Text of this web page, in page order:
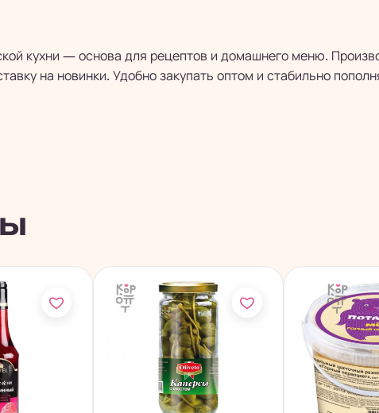
кухни — основа для рецептов и домашнего меню.
на новинки. Удобно закупать оптом и стабильно